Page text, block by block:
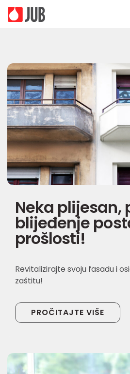
Neka plijesan,
blijeđenje
prošlosti!
Revitalizirajte svoju fasadu i
zaštitu!
PROČITAJTE VIŠE